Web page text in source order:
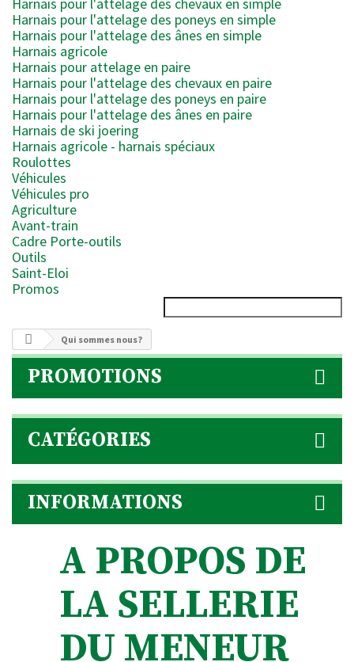
Harnais pour l'attelage des poneys en simple
Harnais pour l'attelage des ânes en simple
Harnais agricole
Harnais pour attelage en paire
Harnais pour l'attelage des chevaux en paire
Harnais pour l'attelage des poneys en paire
Harnais pour l'attelage des ânes en paire
Harnais de ski joering
Harnais agricole - harnais spéciaux
Roulottes
Véhicules
Véhicules pro
Agriculture
Avant-train
Cadre Porte-outils
Outils
Saint-Eloi
Promos
Qui sommes nous?
PROMOTIONS
CATÉGORIES
INFORMATIONS
A PROPOS DE
LA SELLERIE
DU MENEUR